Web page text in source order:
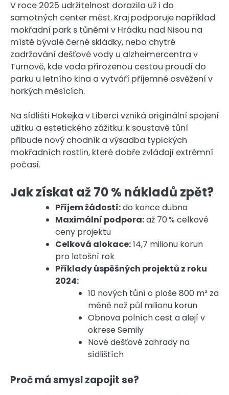
V roce 2025 udržitelnost dorazila už i do
samotných center měst. Kraj podporuje například
mokřadní park s tůněmi v Hrádku nad Nisou na
místě bývalé černé skládky, nebo chytré
zadržování dešťové vody u alzheimercentra v
Turnově, kde voda přirozenou cestou proudí do
parku u letního kina a vytváří příjemné osvěžení v
horkých měsících.
Na sídlišti Hokejka v Liberci vzniká originální spojení
užitku a estetického zážitku: k soustavě tůní
přibude nový chodník a výsadba typických
mokřadních rostlin, které dobře zvládají extrémní
počasí.
Jak získat až 70 % nákladů zpět?
Příjem žádostí:do konce dubna
Maximální podpora:až 70 % celkové
ceny projektu
Celková alokace:14,7 milionu korun
pro letošní rok
Příklady úspěšných projektů z roku
2024:
10 nových tůní o ploše 800 m² za
méně než půl milionu korun
Obnova polních cest a alejí v
okrese Semily
Nové dešťové zahrady na
sídlištích
Proč má smysl zapojit se?